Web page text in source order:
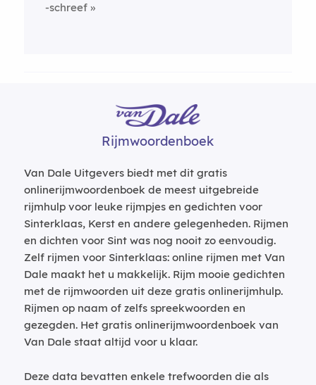
-schreef
Rijmwoordenboek
Van Dale Uitgevers biedt met dit gratis
onlinerijmwoordenboek de meest uitgebreide
rijmhulp voor leuke rijmpjes en gedichten voor
Sinterklaas, Kerst en andere gelegenheden. Rijmen
en dichten voor Sint was nog nooit zo eenvoudig.
Zelf rijmen voor Sinterklaas: online rijmen met Van
Dale maakt het u makkelijk. Rijm mooie gedichten
met de rijmwoorden uit deze gratis onlinerijmhulp.
Rijmen op naam of zelfs spreekwoorden en
gezegden. Het gratis onlinerijmwoordenboek van
Van Dale staat altijd voor u klaar.
Deze data bevatten enkele trefwoorden die als